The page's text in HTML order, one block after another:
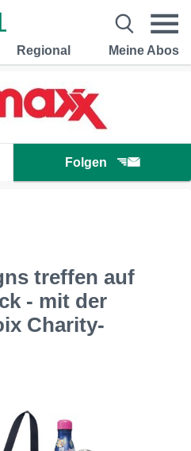
Regional Meine Abos
Folgen
treffen auf
- mit der
Charity-